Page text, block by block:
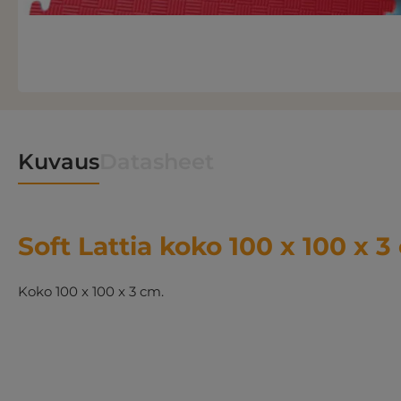
Kuvaus
Soft Lattia koko 100 x 100 x 3
Koko 100 x 100 x 3 cm.